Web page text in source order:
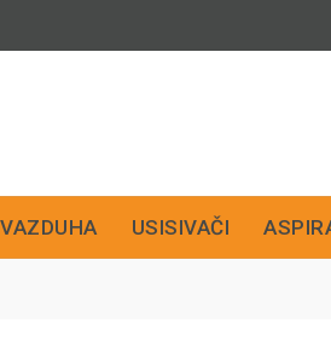
USISIVAČI